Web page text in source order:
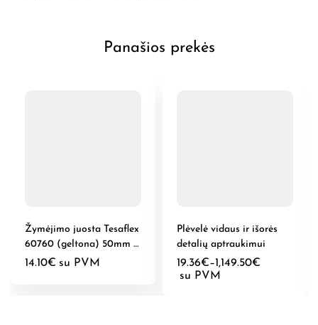
Panašios prekės
Žymėjimo juosta Tesaflex
60760 (geltona) 50mm x
33m
14.10€ su PVM
Plėvelė vidaus ir išorės
detalių aptraukimui
19.36€–1,149.50€
su PVM